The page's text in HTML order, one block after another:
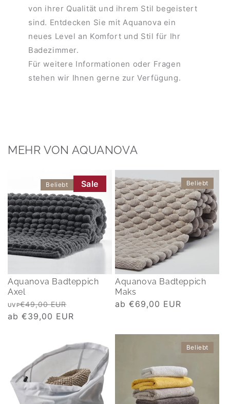
von ihrer Qualität und ihrem Stil begeistert
sind. Entdecken Sie mit Aquanova ein
neues Level an Komfort und Stil für Ihr
Badezimmer.
Für weitere Informationen oder Fragen
stehen wir Ihnen gerne zur Verfügung.
MEHR VON AQUANOVA
Aquanova Badteppich
Axel
Normaler
Preis
UVP€49,00 EUR
Verkaufspreis
ab €39,00 EUR
Beliebt Sale
Aquanova Badteppich
Maks
Normaler
ab €69,00 EUR
Beliebt
Beliebt